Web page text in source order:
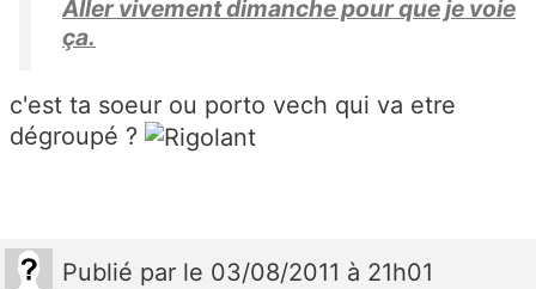
Aller vivement dimanche pour que je voie
ça.
c'est ta soeur ou porto vech qui va etre
dégroupé ?
Publié par le 03/08/2011 à 21h01